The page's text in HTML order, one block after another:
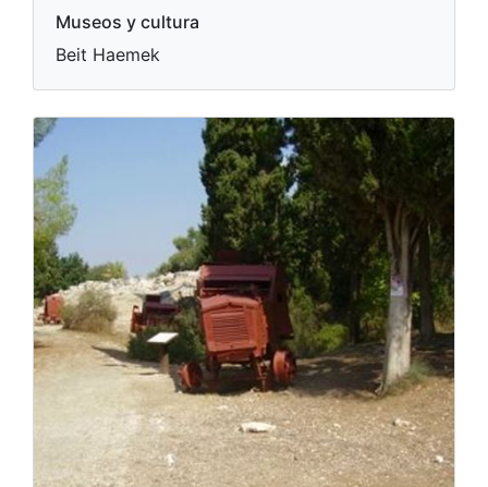
Museos y cultura
Beit Haemek